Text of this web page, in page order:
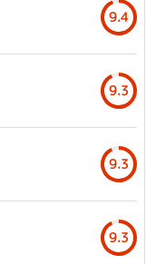
9.4
9.3
9.3
9.3